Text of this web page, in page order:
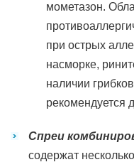
мометазон.
при острых
насморке,
наличии
рекомендуется
Спреи
содержат